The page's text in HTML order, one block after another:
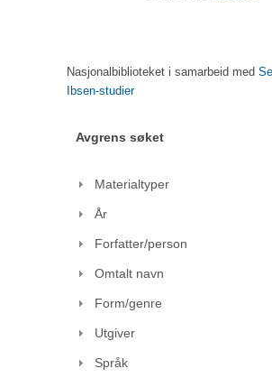
Nasjonalbiblioteket i samarbeid med
Ibsen-studier
Avgrens søket
Materialtyper
År
Forfatter/person
Omtalt navn
Form/genre
Utgiver
Språk